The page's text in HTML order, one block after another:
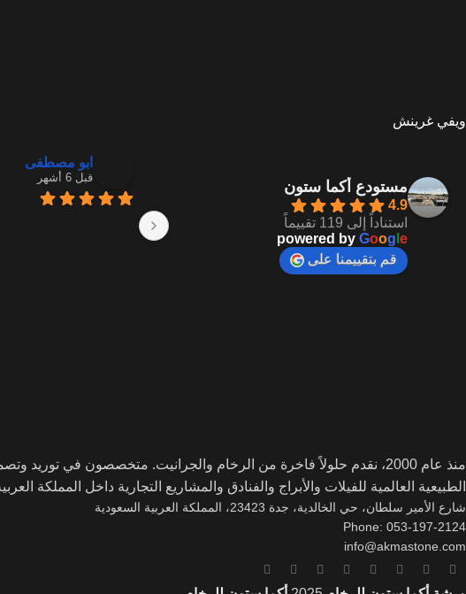
ويفي غرينش
مستودع أكما ستون
4.9
استناداً إلى 119 تقييماً
powered by Goog e
قم بتقييمنا على
ابو مصطفى
قبل 6 أشهر
منذ عام 2000، نقدم حلولاً فاخرة من الرخام والجرانيت. متخصصون في توريد
الطبيعية العالمية للفيلات والأبراج والفنادق والمشاريع التجارية داخل المملكة
شارع الأمير سلطان، حي الخالدية، جدة 23423، المملكة العربية السعودية
Phone: 053-197-2124
info@akmastone.com